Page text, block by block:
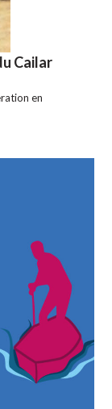
Cailar
en